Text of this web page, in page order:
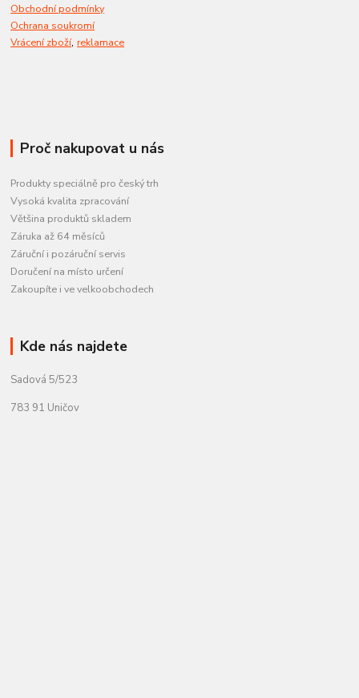
Obchodní podmínky
Ochrana soukromí
Vrácení zboží,reklamace
Proč nakupovat u nás
Produkty speciálně pro český trh
Vysoká kvalita zpracování
Většina produktů skladem
Záruka až 64 měsíců
Záruční i pozáruční servis
Doručení na místo určení
Zakoupíte i ve velkoobchodech
Kde nás najdete
Sadová 5/523
783 91 Uničov